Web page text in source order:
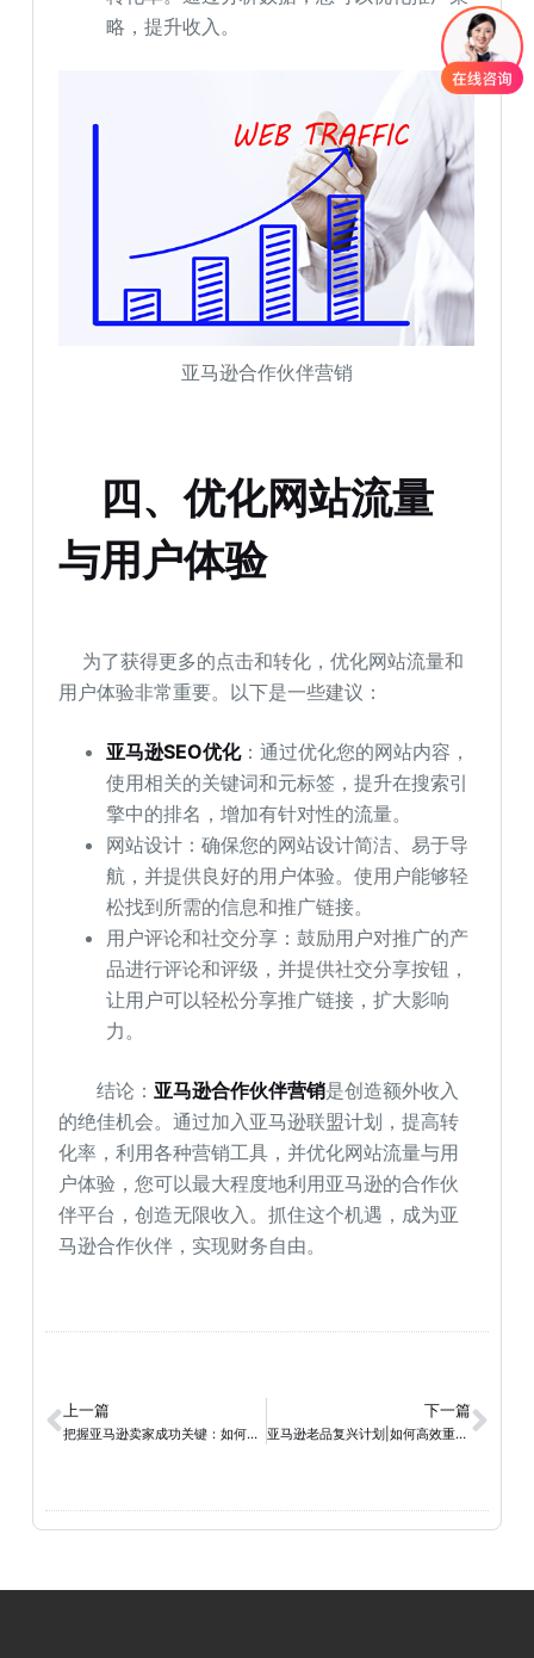
略，提升收入。
亚马逊合作伙伴营销
四、优化网站流量
与用户体验
为了获得更多的点击和转化，优化网站流量和
用户体验非常重要。以下是一些建议：
亚马逊SEO优化：通过优化您的网站内容，
使用相关的关键词和元标签，提升在搜索引
擎中的排名，增加有针对性的流量。
网站设计：确保您的网站设计简洁、易于导
航，并提供良好的用户体验。使用户能够轻
松找到所需的信息和推广链接。
用户评论和社交分享：鼓励用户对推广的产
品进行评论和评级，并提供社交分享按钮，
让用户可以轻松分享推广链接，扩大影响
力。
结论：亚马逊合作伙伴营销是创造额外收入
的绝佳机会。通过加入亚马逊联盟计划，提高转
化率，利用各种营销工具，并优化网站流量与用
户体验，您可以最大程度地利用亚马逊的合作伙
伴平台，创造无限收入。抓住这个机遇，成为亚
马逊合作伙伴，实现财务自由。
上一篇
把握亚马逊卖家成功关键：如何优化FBA服务并抓住忠诚客户
下一篇
亚马逊老品复兴计划|如何高效重推老品？